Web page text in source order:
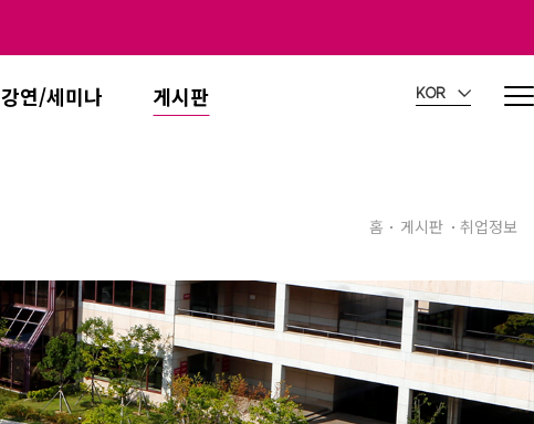
강연/세미나 게시판 KOR
홈 게시판 취업정보